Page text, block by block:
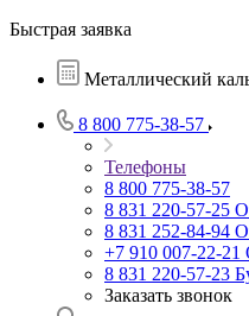
Быстрая заявка
Металлический
8 800 775-38-57
Телефоны
8 800 775-38-57
8 831 220-57-25
8 831 252-84-94
+7 910 007-22-21
8 831 220-57-23
Заказать звонок